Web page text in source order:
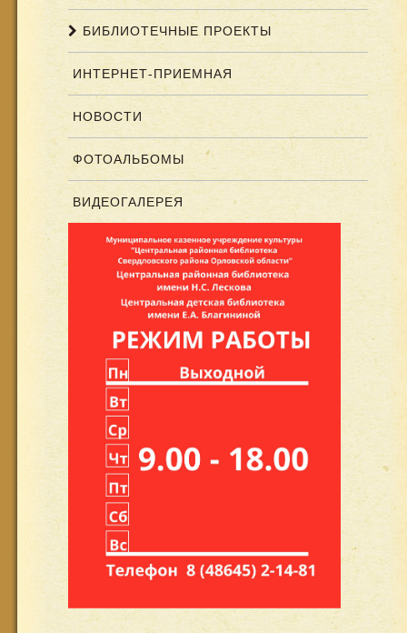
БИБЛИОТЕЧНЫЕ ПРОЕКТЫ
ИНТЕРНЕТ-ПРИЕМНАЯ
НОВОСТИ
ФОТОАЛЬБОМЫ
ВИДЕОГАЛЕРЕЯ